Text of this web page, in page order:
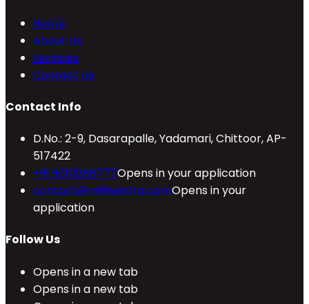
Home
About Us
Services
Contact Us
Contact Info
D.No.: 2-9, Dasarapalle, Yadamari, Chittoor, AP-
517422
+91 9010088777Opens in your application
contact@refineinfra.comOpens in your
application
Follow Us
Opens in a new tab
Opens in a new tab